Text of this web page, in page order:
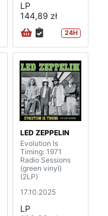
LP
144,89 zł
24H
LED ZEPPELIN
Evolution Is
Timing: 1971
Radio Sessions
(green vinyl)
(2LP)
17.10.2025
LP